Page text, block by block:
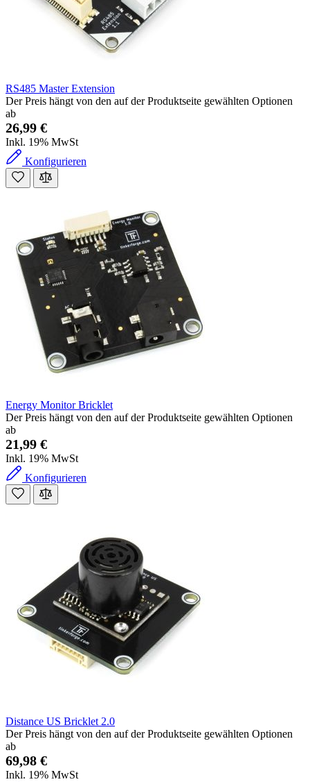
RS485 Master Extension
Der Preis hängt von den auf der Produktseite gewählten Optionen
ab
26,99 €
Inkl. 19% MwSt
Konfigurieren
Energy Monitor Bricklet
Der Preis hängt von den auf der Produktseite gewählten Optionen
ab
21,99 €
Inkl. 19% MwSt
Konfigurieren
Distance US Bricklet 2.0
Der Preis hängt von den auf der Produktseite gewählten Optionen
ab
69,98 €
Inkl. 19% MwSt